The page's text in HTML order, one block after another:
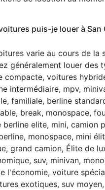
puis-je louer à San
varie au cours de la
généralement louer des
compacte, voitures
intermédiaire, mpv,
familiale, berline
break, monospace,
berline elite, mini, camion
monospace, mini
grand camion, Élite de
suv, minivan,
l'économie, voiture
exotiques, suv